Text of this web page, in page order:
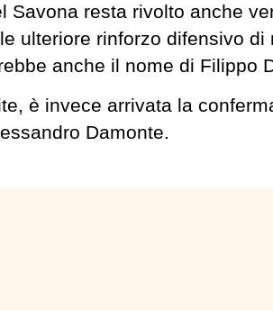
Savona resta rivolto anche
ulteriore rinforzo difensivo di
anche il nome di Filippo
è invece arrivata la
Damonte.